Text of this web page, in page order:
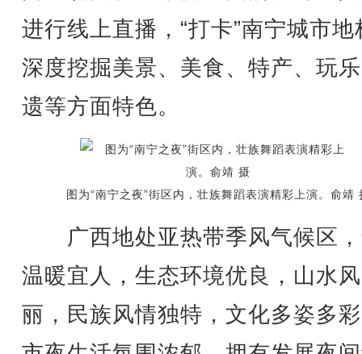
进行线上直播，“打卡”南宁城市地
深度挖掘美景、美食、特产、玩
遗等方面特色。
图为“南宁之夜”街区内，壮族舞蹈表演精彩上演。俞靖
广西地处亚热带季风气候区
温暖宜人，生态环境优良，山水
丽，民族风情独特，文化多姿多